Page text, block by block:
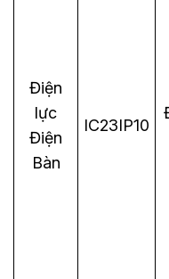
Điện
lực
Điện
Bàn
IC23IP10